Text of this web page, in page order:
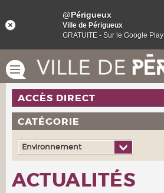
ACTUALITÉS
ACCÈS DIRECT
CATÉGORIE
Environnement
@Périgueux
Ville de Périgueux
GRATUITE - Sur le Google Play